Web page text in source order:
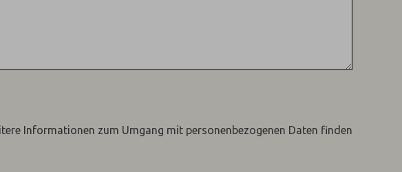
Informationen zum Umgang mit personenbezogenen Daten finden